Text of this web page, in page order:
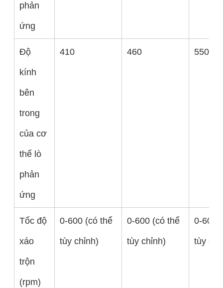
phản
ứng
Độ
kính
bên
trong
của cơ
thể lò
phản
ứng
410 460 550
Tốc độ
xáo
trộn
(rpm)
0-600 (có thể
tùy chỉnh)
0-600 (có thể
tùy chỉnh)
0-600
tùy